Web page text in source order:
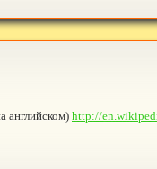
английском) http://